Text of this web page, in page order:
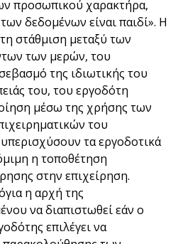
προσωπικού χαρακτήρα,
δεδομένων είναι παιδί». Η
στάθμιση μεταξύ των
των μερών, του
της ιδιωτικής του
του, του εργοδότη
μέσω της χρήσης των
του
τα εργοδοτικά
η τοποθέτηση
στην επιχείρηση.
η αρχή της
να διαπιστωθεί εάν ο
επιλέγει να